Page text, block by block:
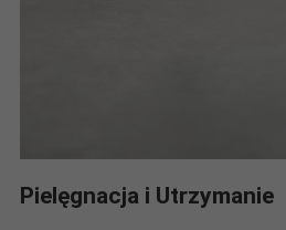
Pielęgnacja i Utrzymanie